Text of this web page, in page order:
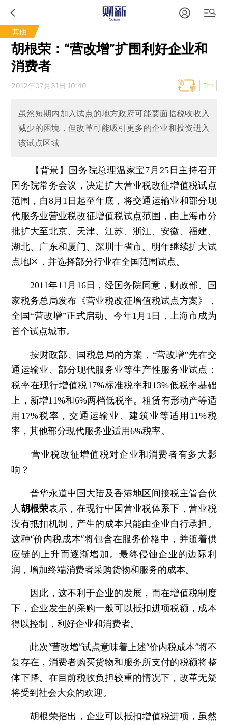
其他
胡根荣：“营改增”扩围利好企业和
消费者
2012年07月31日 10:40 T中
虽然短期内加入试点的地方政府可能要面临税收收入
减少的困境，但改革可能吸引更多的企业和投资进入
该试点区域
【背景】国务院总理温家宝7月25日主持召开
国务院常务会议，决定扩大营业税改征增值税试点
范围，自8月1日起至年底，将交通运输业和部分现
代服务业营业税改征增值税试点范围，由上海市分
批扩大至北京、天津、江苏、浙江、安徽、福建、
湖北、广东和厦门、深圳十省市。明年继续扩大试
点地区，并选择部分行业在全国范围试点。
2011年11月16日，经国务院同意，财政部、国
家税务总局发布《营业税改征增值税试点方案》，
全国“营改增”正式启动。今年1月1日，上海市成为
首个试点城市。
按财政部、国税总局的方案，“营改增”先在交
通运输业、部分现代服务业等生产性服务业试点；
税率在现行增值税17%标准税率和13%低税率基础
上，新增11%和6%两档低税率。租赁有形动产等适
用17%税率，交通运输业、建筑业等适用11%税
率，其他部分现代服务业适用6%税率。
营业税改征增值税对企业和消费者有多大影
响？
普华永道中国大陆及香港地区间接税主管合伙
人 胡根荣表示，在现行中国营业税体系下，营业税
没有抵扣机制，产生的成本只能由企业自行承担。
这种“价内税成本”将包含在服务价格中，并随着供
应链的上升而逐渐增加。最终侵蚀企业的边际利
润，增加终端消费者采购货物和服务的成本。
因此，这不利于企业的发展，而在增值税制度
下，企业发生的采购一般可以抵扣进项税额，成本
得以控制，利好企业和消费者。
此次“营改增”试点意味着上述“价内税成本”将不
复存在，消费者购买货物和服务所支付的税额将整
体下降。在目前税收负担较重的情况下，改革无疑
将受到社会大众的欢迎。
胡根荣指出，企业可以抵扣增值税进项，虽然